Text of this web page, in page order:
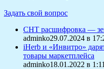
Задать свой вопрос
СНТ расшифровка —
adminko29.07.2024 в
iHerb и «Инвитро»
товары маркетплейса
adminko18.01.2022 в 1:11